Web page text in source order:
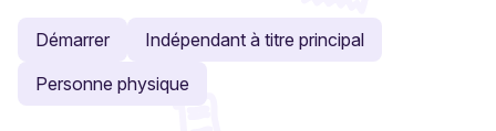
Démarrer
Indépendant à titre principal
Personne physique